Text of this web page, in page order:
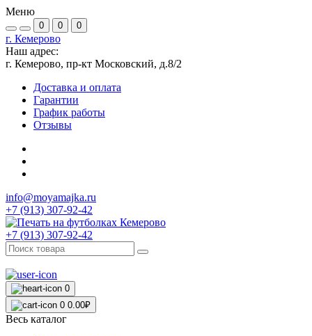
Меню
0 0 0
г. Кемерово
Наш адрес:
г. Кемерово, пр-кт Московский, д.8/2
Доставка и оплата
Гарантии
График работы
Отзывы
info@moyamajka.ru
+7 (913) 307-92-42
+7 (913) 307-92-42
0
0 0.00₽
Весь каталог